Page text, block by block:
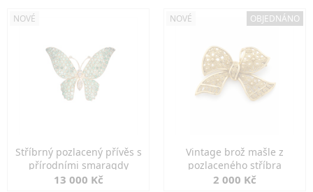
NOVÉ
Stříbrný pozlacený přívěs s
přírodními smaragdy
13 000 Kč
NOVÉ OBJEDNÁNO
Vintage brož mašle z
pozlaceného stříbra
2 000 Kč